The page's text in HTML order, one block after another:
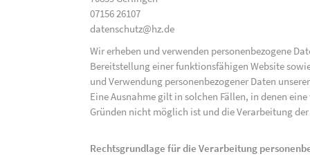
07156 26107
datenschutz@hz.de
Wir erheben und verwenden personenbezogene
Bereitstellung einer funktionsfähigen Website
und Verwendung personenbezogener Daten
Eine Ausnahme gilt in solchen Fällen, in denen
Gründen nicht möglich ist und die Verarbeitung
Rechtsgrundlage für die Verarbeitung